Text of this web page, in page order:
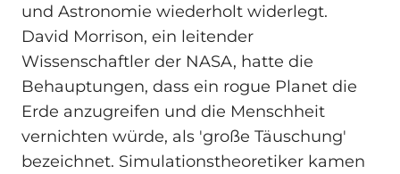
und Astronomie wiederholt widerlegt.
David Morrison, ein leitender
Wissenschaftler der NASA, hatte die
Behauptungen, dass ein rogue Planet die
Erde anzugreifen und die Menschheit
vernichten würde, als 'große Täuschung'
bezeichnet. Simulationstheoretiker kamen